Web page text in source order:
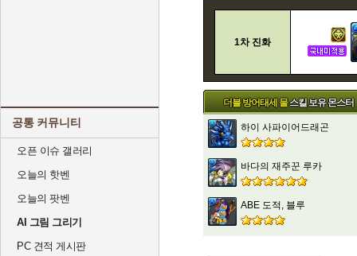
공통 커뮤니티
오픈 이슈 갤러리
오늘의 핫벤
오늘의 팟벤
AI 그림 그리기
PC 견적 게시판
1차 진화
더블 방어태세 물스킬 보유 몬스터
하이 사파이어드래곤
바다의 재주꾼 루카
ABE 도적, 블루